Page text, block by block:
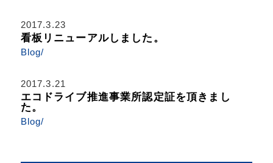
2017.3.23
看板リニューアルしました。
Blog/
2017.3.21
エコドライブ推進事業所認定証を頂きまし
た。
Blog/